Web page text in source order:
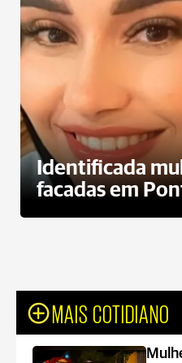
Identificada
facadas em
MAIS COTIDIANO